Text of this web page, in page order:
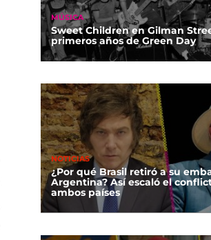
MÚSICA
Sweet Children en Gilman
primeros años de Green Day
NOTICIAS
¿Por qué Brasil retiró a su
Argentina? Así escaló el
ambos países